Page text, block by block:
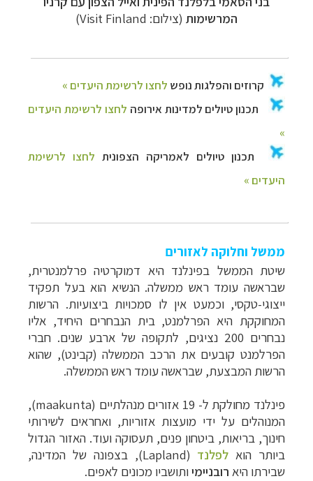
המרשימות (צילום: Visit Finland)
ממשל וחלוקה לאזורים
שיטת הממשל בפינלנד היא דמוקרטיה פרלמנטרית,
שבראשה עומד ראש ממשלה. הנשיא הוא בעל תפקיד
ייצוגי-טקסי, וכמעט אין לו סמכויות ביצועיות. הרשות
המחוקקת היא הפרלמנט, בית הנבחרים היחיד, אליו
נבחרים 200 נציגים, לתקופה של ארבע שנים. חברי
הפרלמנט קובעים את הרכב הממשלה (קבינט), שהוא
הרשות המבצעת, שבראשה עומד ראש הממשלה.
פינלנד מחולקת ל- 19 אזורים מנהלתיים (
maakunta
),
המנוהלים על ידי מועצות אזוריות, ואחראים לשירותי
חינוך, בריאות, ביטחון פנים, תעסוקה ועוד. האזור הגדול
ביותר הוא לפלנד (
Lapland), בצפונה של המדינה,
שבירתו היא רובניימיותושביו מכונים לאפים.